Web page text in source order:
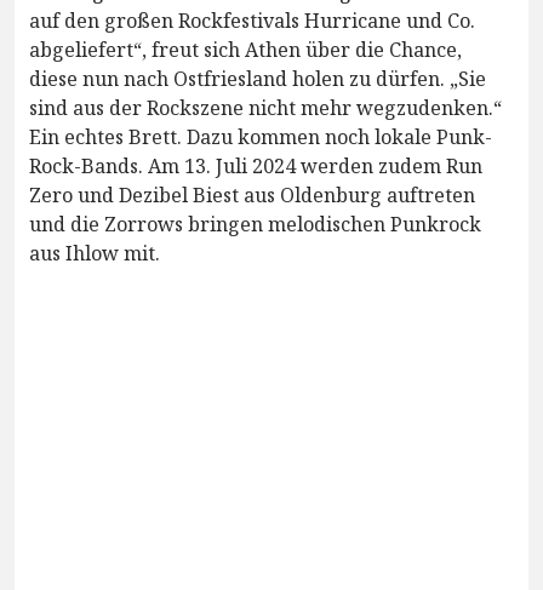
auf den großen Rockfestivals Hurricane und Co.
abgeliefert“, freut sich Athen über die Chance,
diese nun nach Ostfriesland holen zu dürfen. „Sie
sind aus der Rockszene nicht mehr wegzudenken.“
Ein echtes Brett. Dazu kommen noch lokale Punk-
Rock-Bands. Am 13. Juli 2024 werden zudem Run
Zero und Dezibel Biest aus Oldenburg auftreten
und die Zorrows bringen melodischen Punkrock
aus Ihlow mit.